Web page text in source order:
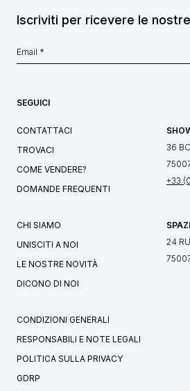
Iscriviti per ricevere le
SEGUICI
CONTATTACI
TROVACI
COME VENDERE?
DOMANDE FREQUENTI
36
+33
CHI SIAMO
UNISCITI A NOI
LE NOSTRE NOVITÀ
DICONO DI NOI
24
CONDIZIONI GENERALI
RESPONSABILI E NOTE LEGALI
POLITICA SULLA PRIVACY
GDRP